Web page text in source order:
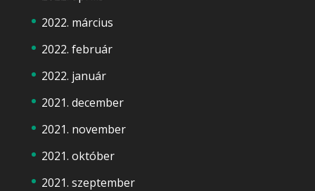
2022. március
2022. február
2022. január
2021. december
2021. november
2021. október
2021. szeptember